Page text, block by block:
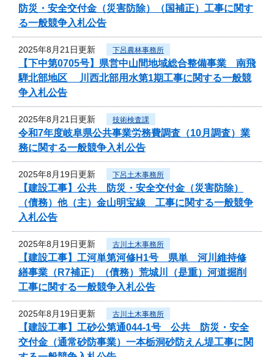
防災・安全交付金（災害防除）（国補正）工事に関す
る一般競争入札公告
2025年8月21日更新 下呂農林事務所
【下中第0705号】県営中山間地域総合整備事業 南飛
騨北部地区 川西北部用水第1期工事に関する一般競
争入札公告
2025年8月21日更新 技術検査課
令和7年度岐阜県公共事業労務費調査（10月調査）業
務に関する一般競争入札公告
2025年8月19日更新 下呂土木事務所
【建設工事】公共 防災・安全交付金（災害防除）
（債務）他（主）金山明宝線 工事に関する一般競争
入札公告
2025年8月19日更新 古川土木事務所
【建設工事】工河単第河修H1号 県単 河川維持修
繕事業（R7補正）（債務）荒城川（是重）河道掘削
工事に関する一般競争入札公告
2025年8月19日更新 古川土木事務所
【建設工事】工砂公第通044-1号 公共 防災・安全
交付金（通常砂防事業）一本栃洞砂防えん堤工事に関